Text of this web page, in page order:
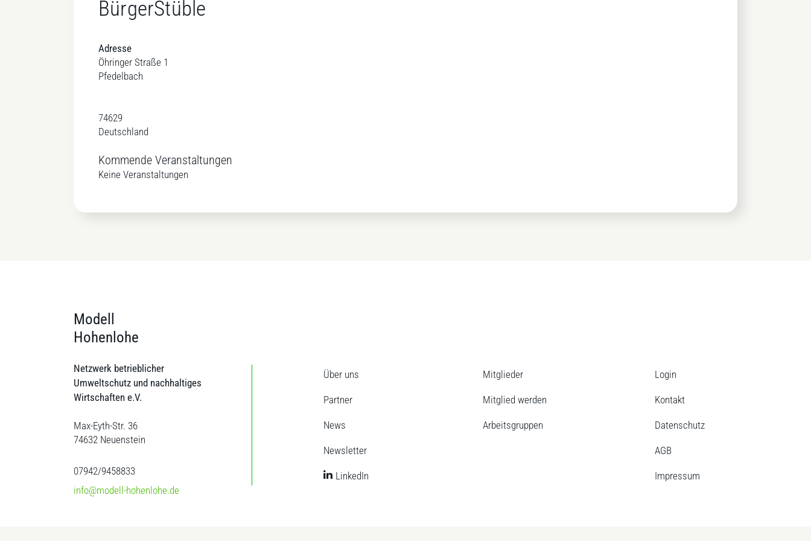
BürgerStüble
Adresse
Öhringer Straße 1
Pfedelbach
74629
Deutschland
Kommende Veranstaltungen
Keine Veranstaltungen
Modell
Hohenlohe
Netzwerk betrieblicher
Umweltschutz und nachhaltiges
Wirtschaften e.V.
Max-Eyth-Str. 36
74632 Neuenstein
07942/9458833
info@modell-hohenlohe.de
Über uns
Partner
News
Newsletter
LinkedIn
Mitglieder
Mitglied werden
Arbeitsgruppen
Login
Kontakt
Datenschutz
AGB
Impressum